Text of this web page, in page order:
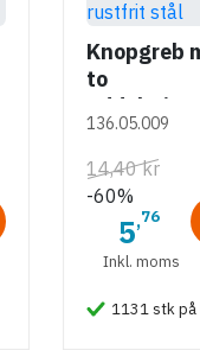
Knopgreb
to
rustfrit stål
136.05.009
14,40 kr
-60%
5,76
Inkl. moms
1131 stk på